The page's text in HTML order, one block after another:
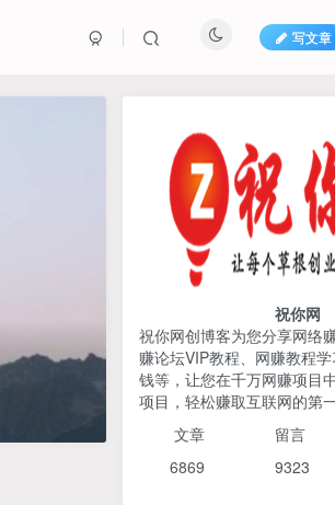
写文章
425人已阅读
AI编程出海实战课：10分
+支付登陆对接，掌握出海
TOP1
2026姜胡
计，把流量
计自己的商
6个月前
TOP2
货，以混
祝你网
祝你网创博客为您分享网络
赚论坛VIP教程、网赚教程
钱等，让您在千万网赚项目
项目，轻松赚取互联网的第
文章 留
6869 9